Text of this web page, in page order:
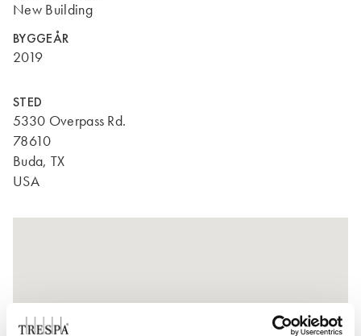
New Building
BYGGEÅR
2019
STED
5330 Overpass Rd.
78610
Buda, TX
USA